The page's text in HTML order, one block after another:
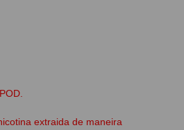
extraida de maneira